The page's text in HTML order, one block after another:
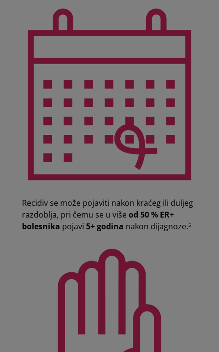
Recidiv se može pojaviti nakon kraćeg ili duljeg
razdoblja, pri čemu se u više od 50 % ER+
bolesnika pojavi 5+ godina nakon dijagnoze.5